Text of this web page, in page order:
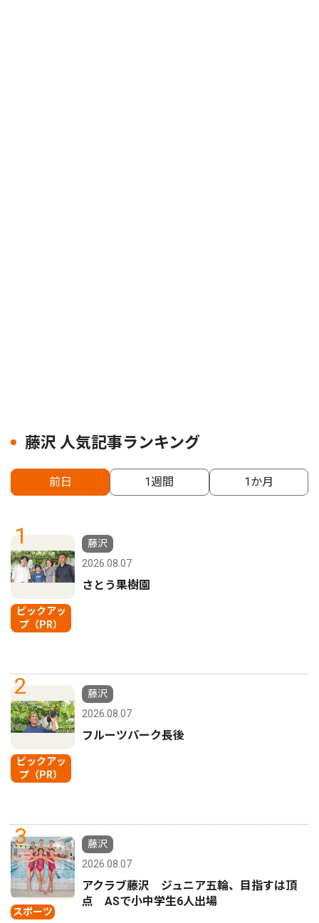
藤沢 人気記事ランキング
前日 1週間 1か月
1
ピックアッ
プ（PR）
藤沢
2026.08.07
さとう果樹園
2
ピックアッ
プ（PR）
藤沢
2026.08.07
フルーツパーク長後
3
スポーツ
藤沢
2026.08.07
アクラブ藤沢 ジュニア五輪、目指すは頂
点 ASで小中学生6人出場